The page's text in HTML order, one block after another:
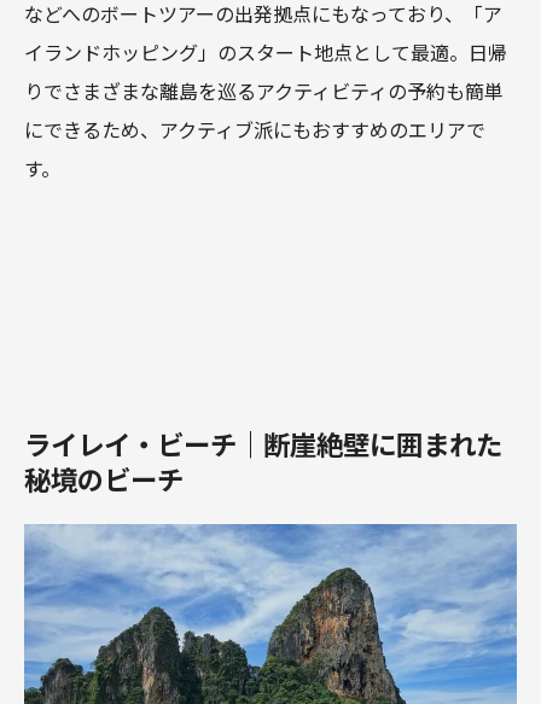
などへのボートツアーの出発拠点にもなっており、「ア
イランドホッピング」のスタート地点として最適。日帰
りでさまざまな離島を巡るアクティビティの予約も簡単
にできるため、アクティブ派にもおすすめのエリアで
す。
ライレイ・ビーチ｜断崖絶壁に囲まれた
秘境のビーチ